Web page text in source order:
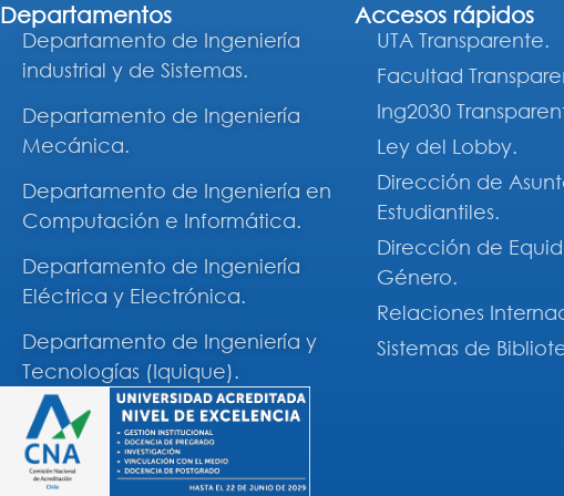
Departamentos
Departamento de Ingeniería
industrial y de Sistemas.
Departamento de Ingeniería
Mecánica.
Departamento de Ingeniería en
Computación e Informática.
Departamento de Ingeniería
Eléctrica y Electrónica.
Departamento de Ingeniería y
Tecnologías (Iquique).
Accesos rápidos
UTA Transparente.
Facultad
Ing2030
Ley del Lobby.
Dirección de
Estudiantiles.
Dirección de
Género.
Relaciones
Sistemas de